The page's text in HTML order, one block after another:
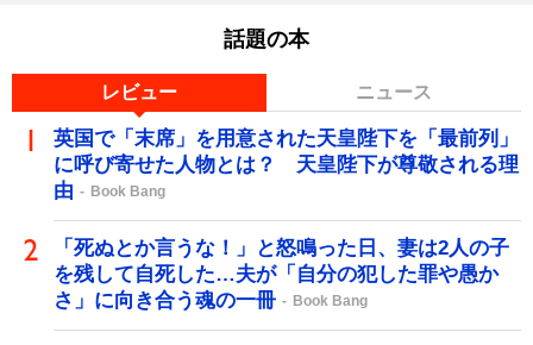
話題の本
レビュー ニュース
英国で「末席」を用意された天皇陛下を「最前列」
に呼び寄せた人物とは？ 天皇陛下が尊敬される理
由
Book Bang
「死ぬとか言うな！」と怒鳴った日、妻は2人の子
を残して自死した…夫が「自分の犯した罪や愚か
さ」に向き合う魂の一冊
Book Bang